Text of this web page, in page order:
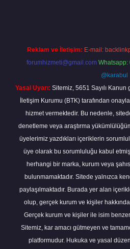
Reklam ve İletişim: E-mail:
forumhizmeti@gmail.com Whatsapp:
@karabul
Yasal Uyarı: Sitemiz, 5651 Sayılı
İletişim Kurumu (BTK) tarafından
hizmet vermektedir. Bu nedenle,
denetleme veya araştırma
üyelerimiz yazdıkları içeriklerin
üye olarak bu sorumluluğu kabul
herhangi bir marka, kurum veya
bulunmamaktadır. Sitede yalnızca
paylaşılmaktadır. Burada yer alan
olup, gerçek kurum ve kişiler hakkında
Gerçek kurum ve kişiler ile isim
Sitemiz, kar amacı gütmeyen ve
platformudur. Hukuka ve yasal